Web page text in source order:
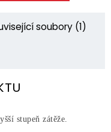
soubory (1)
stupeň zátěže.